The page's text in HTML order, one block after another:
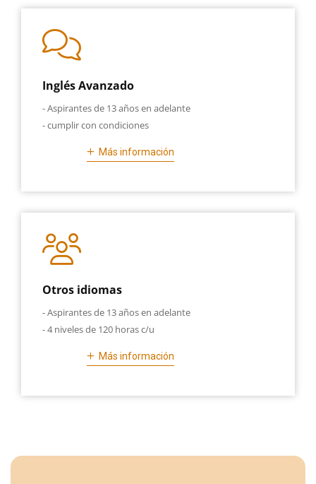
Inglés Avanzado
- Aspirantes de 13 años en adelante
- cumplir con condiciones
Más información
Otros idiomas
- Aspirantes de 13 años en adelante
- 4 niveles de 120 horas c/u
Más información